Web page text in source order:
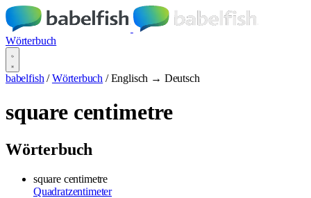
Wörterbuch
babelfish / Wörterbuch / Englisch → Deutsch
square centimetre
Wörterbuch
square centimetre
Quadratzentimeter